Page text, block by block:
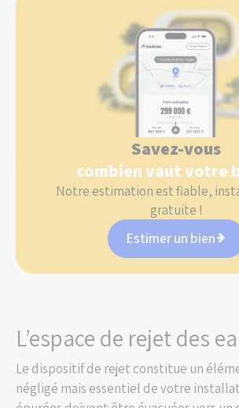
Savez-vous
combien vaut votre
Notre estimation est fiable,
gratuite !
Estimer un bien
L’espace de rejet des
Le dispositif de rejet constitue un
négligé mais essentiel de votre